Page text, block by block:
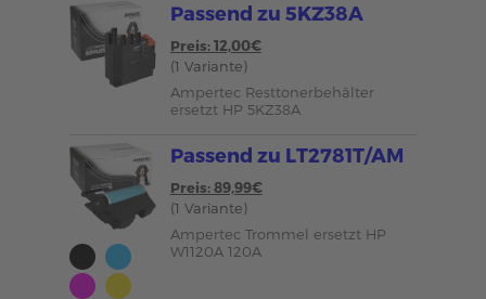
Passend zu 5KZ38A
Preis: 12,00€
(1 Variante)
Ampertec Resttonerbehälter
ersetzt HP 5KZ38A
Passend zu LT2781T/AM
Preis: 89,99€
(1 Variante)
Ampertec Trommel ersetzt HP
W1120A 120A